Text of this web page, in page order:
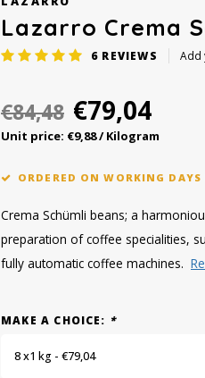
Lazarro Crema
6 REVIEWS Add
€84,48 €79,04
Unit price: €9,88 / Kilogram
ORDERED ON WORKING
Crema Schümli beans; a
preparation of coffee specialities,
fully automatic coffee machines.
MAKE A CHOICE: *
8 x1 kg - €79,04